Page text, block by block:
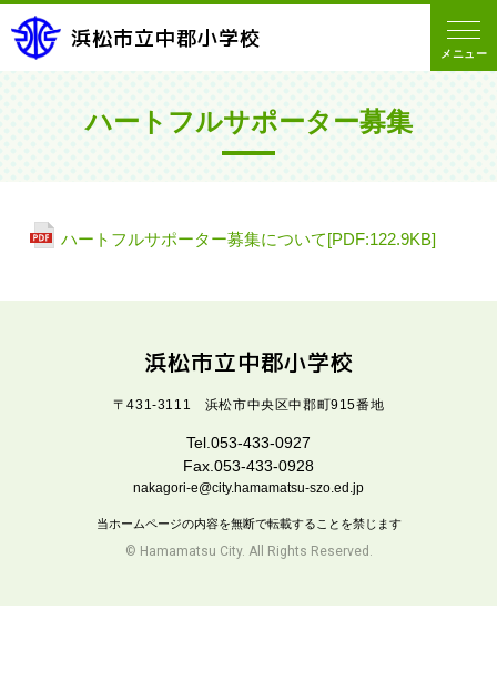
浜松市立中郡小学校
メニュー
ハートフルサポーター募集
ハートフルサポーター募集について[PDF:122.9KB]
浜松市立中郡小学校
〒431-3111 浜松市中央区中郡町915番地
Tel.053-433-0927
Fax.053-433-0928
nakagori-e@city.hamamatsu-szo.ed.jp
当ホームページの内容を無断で転載することを禁じます
© Hamamatsu City. All Rights Reserved.